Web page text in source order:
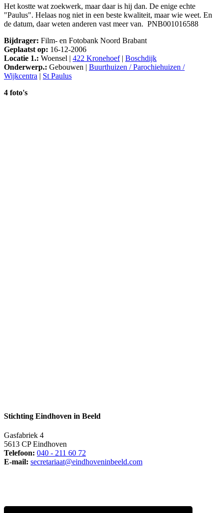
Het kostte wat zoekwerk, maar daar is hij dan. De enige echte
"Paulus". Helaas nog niet in een beste kwaliteit, maar wie weet. En
de datum, daar weten anderen vast meer van. PNB001016588
Bijdrager: Film- en Fotobank Noord Brabant
Geplaatst op: 16-12-2006
Locatie 1.: Woensel | 422 Kronehoef| Boschdijk
Onderwerp.: Gebouwen | Buurthuizen / Parochiehuizen /
Wijkcentra | St Paulus
4 foto's
Stichting Eindhoven in Beeld
Gasfabriek 4
5613 CP Eindhoven
Telefoon: 040 - 211 60 72
E-mail: secretariaat@eindhoveninbeeld.com